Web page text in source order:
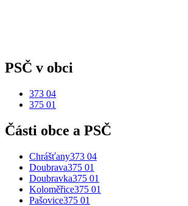
PSČ v obci
373 04
375 01
Části obce a PSČ
Chrášťany373 04
Doubrava375 01
Doubravka375 01
Koloměřice375 01
Pašovice375 01